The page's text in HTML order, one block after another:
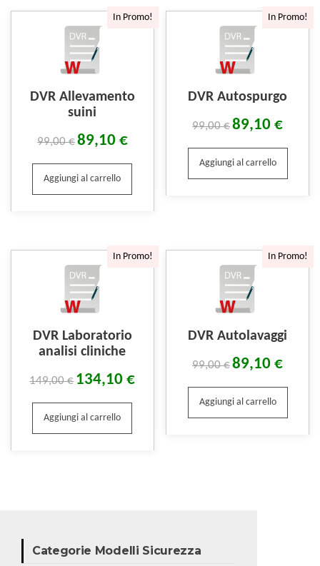
In Promo!
DVR Allevamento
suini
99,00€89,10 €
Aggiungi al carrello
In Promo!
DVR Autospurgo
99,00€89,10€
Aggiungi al carrello
In Promo!
DVR Laboratorio
analisi cliniche
149,00€ 134,10€
Aggiungi al carrello
In Promo!
DVR Autolavaggi
99,00€89,10€
Aggiungi al carrello
Categorie Modelli Sicurezza